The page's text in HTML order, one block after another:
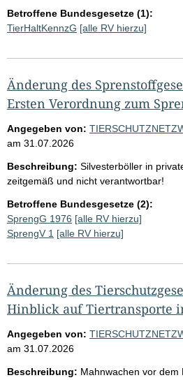
e
i
Betroffene Bundesgesetze (1):
TierHaltKennzG [alle RV hierzu]
Änderung des
Ersten Verordnung zum
Angegeben von:
am 31.07.2026
Beschreibung: Silvesterböller in
zeitgemäß und nicht verantwortbar!
Betroffene Bundesgesetze (2):
SprengG 1976 [alle RV hierzu]
SprengV 1 [alle RV hierzu]
Änderung des
Hinblick auf Tiertransporte
Angegeben von:
am 31.07.2026
Beschreibung: Mahnwachen vor dem